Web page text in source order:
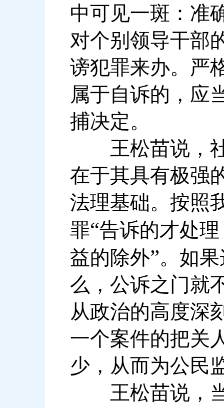
中可见一斑：准
对个别领导干部
谤犯罪来办。严
属于自诉的，应
捕决定。
王松苗说，社
在于其具有极强
法理基础。按照
罪“告诉的才处
益的除外”。如
么，公诉之门就
从政治的高度深
一个案件的把关
少，从而为公民
王松苗说，当